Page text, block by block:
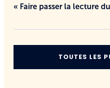
« Faire passer la lecture
TOUTES LES